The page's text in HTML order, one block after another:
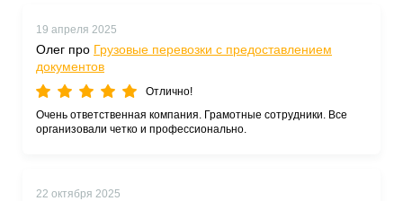
19 апреля 2025
Олег про Грузовые перевозки с предоставлением
документов
Отлично!
Очень ответственная компания. Грамотные сотрудники. Все
организовали четко и профессионально.
22 октября 2025